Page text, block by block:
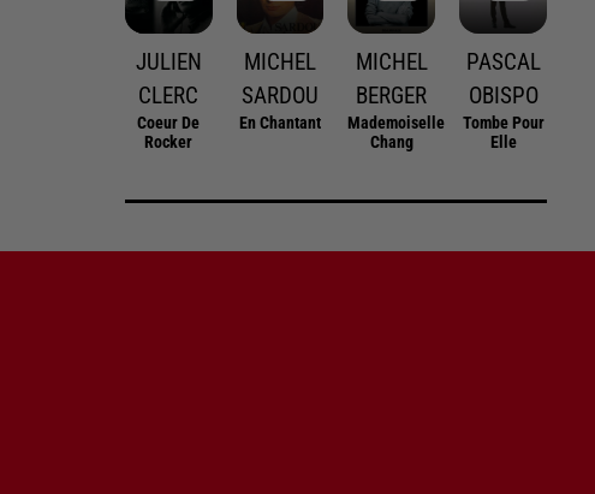
JULIEN
CLERC
Coeur De
Rocker
MICHEL
SARDOU
En Chantant
MICHEL
BERGER
Mademoiselle
Chang
PASCAL
OBISPO
Tombe Pour
Elle